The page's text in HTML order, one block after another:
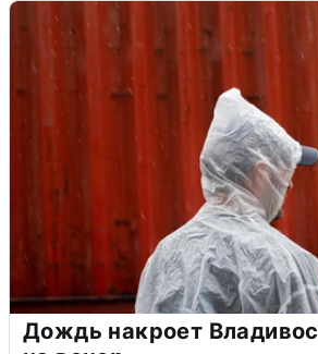
Дождь накроет